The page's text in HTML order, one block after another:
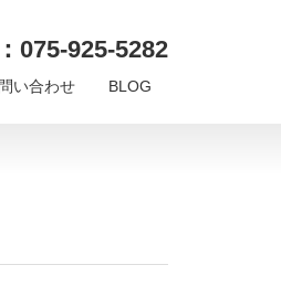
075-925-5282
い合わせ BLOG